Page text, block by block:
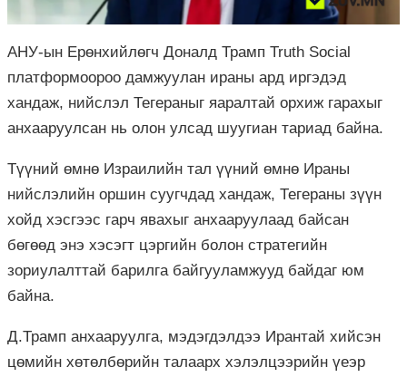
АНУ-ын Ерөнхийлөгч Доналд Трамп Truth Social
платформоороо дамжуулан ираны ард иргэдэд
хандаж, нийслэл Тегераныг яаралтай орхиж гарахыг
анхааруулсан нь олон улсад шуугиан тариад байна.
Түүний өмнө Израилийн тал үүний өмнө Ираны
нийслэлийн оршин суугчдад хандаж, Тегераны зүүн
хойд хэсгээс гарч явахыг анхааруулаад байсан
бөгөөд энэ хэсэгт цэргийн болон стратегийн
зориулалттай барилга байгууламжууд байдаг юм
байна.
Д.Трамп анхааруулга, мэдэгдэлдээ Ирантай хийсэн
цөмийн хөтөлбөрийн талаарх хэлэлцээрийн үеэр